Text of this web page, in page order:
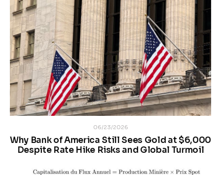
06/23/2026
Why Bank of America Still Sees Gold at $6,000
Despite Rate Hike Risks and Global Turmoil